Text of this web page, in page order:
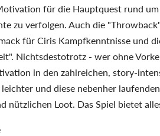
für die Hauptquest rund
zu verfolgen. Auch die
für Ciris Kampfkenntnisse und
Nichtsdestotrotz - wer ohne
in den zahlreichen, story-
und diese nebenher
nützlichen Loot. Das Spiel bietet